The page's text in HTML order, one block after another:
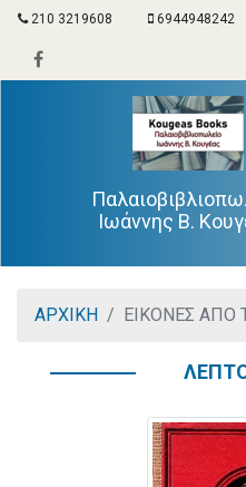
210 3219608 6944948242
Ιωάννης Β.
ΑΡΧΙΚΗ ΕΙΚΟΝΕΣ ΑΠΟ